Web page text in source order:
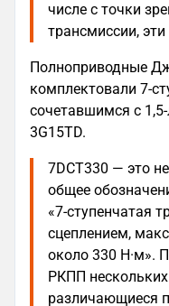
числе с точки
трансмиссии,
Полноприводные
комплектовали 7-
сочетавшимся с
3G15TD.
7DCT330 — это
общее
«7-ступенчатая
сцеплением,
около 330 Н·м».
РКПП
различающиеся